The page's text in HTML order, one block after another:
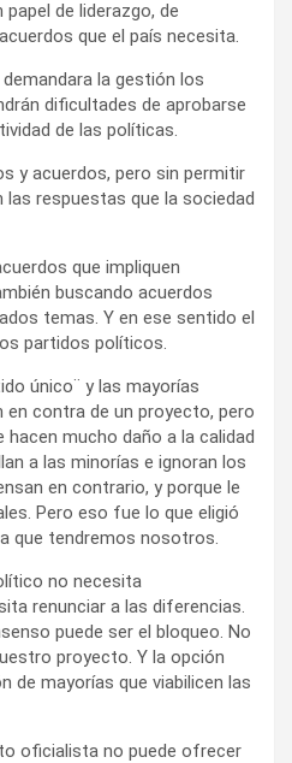
de liderazgo, de
que el país necesita.
la gestión los
dificultades de aprobarse
de las políticas.
y acuerdos, pero sin permitir
respuestas que la sociedad
que impliquen
buscando acuerdos
temas. Y en ese sentido el
partidos políticos.
único¨ y las mayorías
contra de un proyecto, pero
mucho daño a la calidad
a las minorías e ignoran los
en contrario, y porque le
Pero eso fue lo que eligió
que tendremos nosotros.
no necesita
renunciar a las diferencias.
puede ser el bloqueo. No
proyecto. Y la opción
de mayorías que viabilicen las
oficialista no puede ofrecer